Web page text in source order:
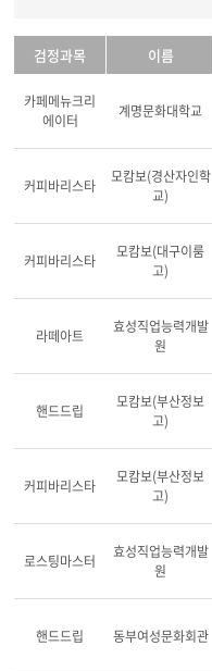
검정과목 이름
카페메뉴크리
에이터
계명문화대학교
커피바리스타
모캄보(경산자인학
교)
커피바리스타
모캄보(대구이룸
고)
라떼아트
효성직업능력개발
원
핸드드립
모캄보(부산정보
고)
커피바리스타
모캄보(부산정보
고)
로스팅마스터
효성직업능력개발
원
핸드드립 동부여성문화회관